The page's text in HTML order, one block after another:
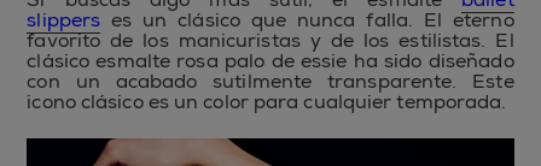
slippers es un clásico que nunca falla. El eterno
favorito de los manicuristas y de los estilistas. El
clásico esmalte rosa palo de essie ha sido diseñado
con un acabado sutilmente transparente. Este
icono clásico es un color para cualquier temporada.